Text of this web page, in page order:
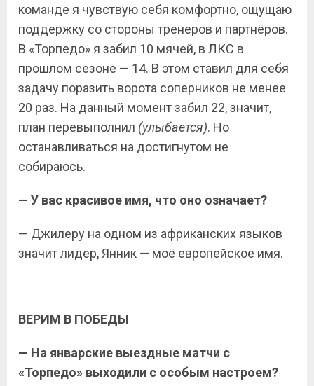
команде я чувствую себя комфортно, ощущаю
поддержку со стороны тренеров и партнёров.
В «Торпедо» я забил 10 мячей, в ЛКС в
прошлом сезоне — 14. В этом ставил для себя
задачу поразить ворота соперников не менее
20 раз. На данный момент забил 22, значит,
план перевыполнил (улыбается). Но
останавливаться на достигнутом не
собираюсь.
— У вас красивое имя, что оно означает?
— Джилеру на одном из африканских языков
значит лидер, Янник — моё европейское имя.
ВЕРИМ В ПОБЕДЫ
— На январские выездные матчи с
«Торпедо» выходили с особым настроем?